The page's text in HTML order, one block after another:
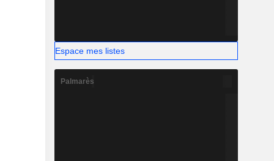
Espace mes listes
Palmarès